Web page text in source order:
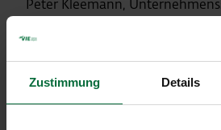
Zustimmung Details
Peter Kleemann,
E-Mail:
Website:
Facebook: